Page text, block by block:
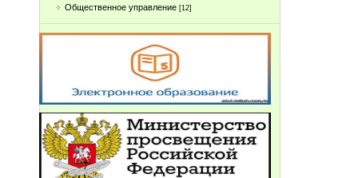
Общественное управление [12]